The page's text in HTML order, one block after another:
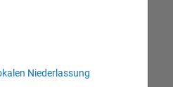
Niederlassung